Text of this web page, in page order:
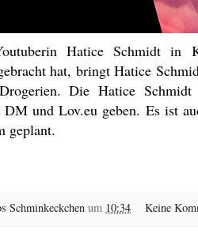
Hatice Schmidt in
hat, bringt Hatice
Die Hatice
DM und Lov.eu geben. Es ist
geplant.
Schminkeckchen um 10:34 Keine